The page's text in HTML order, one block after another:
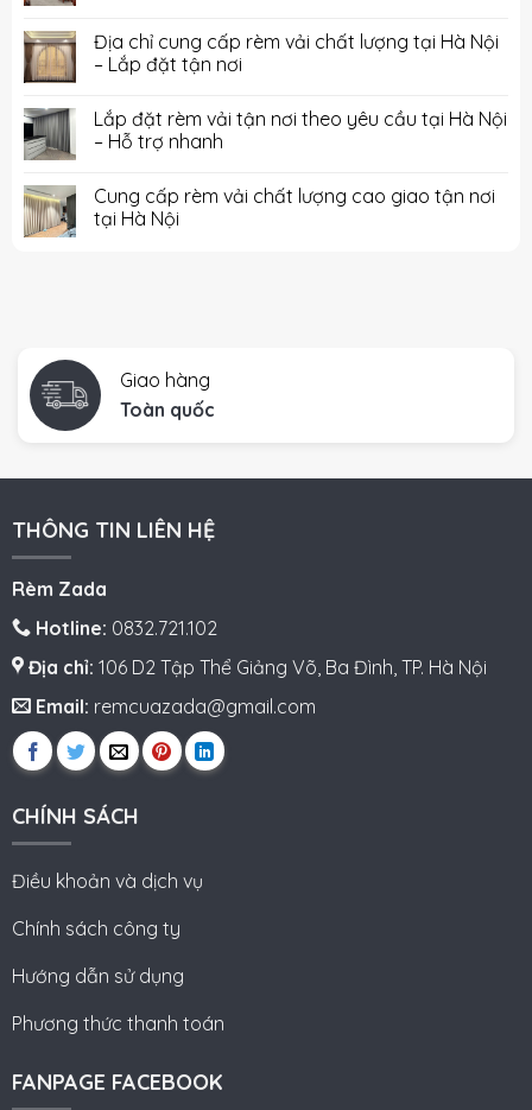
Địa chỉ cung cấp rèm vải chất lượng tại Hà Nội
– Lắp đặt tận nơi
Lắp đặt rèm vải tận nơi theo yêu cầu tại Hà Nội
– Hỗ trợ nhanh
Cung cấp rèm vải chất lượng cao giao tận nơi
tại Hà Nội
Giao hàng
Toàn quốc
THÔNG TIN LIÊN HỆ
Rèm Zada
Hotline: 0832.721.102
Địa chỉ: 106 D2 Tập Thể Giảng Võ, Ba Đình, TP. Hà Nội
Email: remcuazada@gmail.com
CHÍNH SÁCH
Điều khoản và dịch vụ
Chính sách công ty
Hướng dẫn sử dụng
Phương thức thanh toán
FANPAGE FACEBOOK